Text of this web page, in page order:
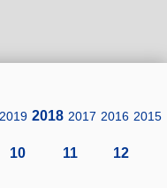
2019 2018 2017 2016 2015
10 11 12